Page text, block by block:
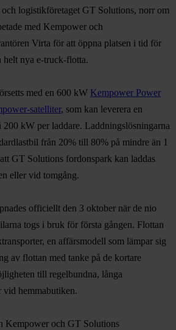
och logistikföretaget GT Solutions, norr om
med Kempower och
Virta för att öppna platsen i tid för
helt nya e-truck-flotta.
med en 600 kW Kempower Power
satelliter, som kan leverera en
200 kW per laddare. Laddningslösningarna
från 20% till 80% på mindre än 1
GT Solutions fordonspark kan laddas
eller vid tomgång.
officiellt den 3 oktober när de nio
togs i bruk för första gången. Flottan
en affärsmodell som lämpar sig
av flottan med tanke på de kortare
till regelbundna, långa
vid hemmabutiken.
Kempower och GT Solutions